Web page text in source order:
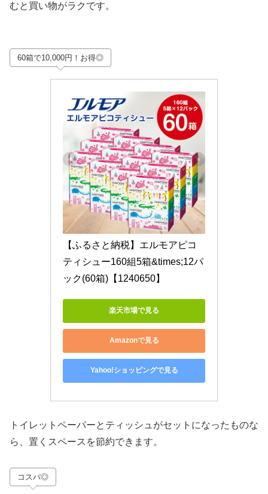
むと買い物がラクです。
60箱で10,000円！お得◎
【ふるさと納税】エルモアピコ
ティシュー160組5箱&times;12パ
ック(60箱)【1240650】
楽天市場で見る
Amazonで見る
Yahoo!ショッピングで見る
トイレットペーパーとティッシュがセットになったものな
ら、置くスペースを節約できます。
コスパ◎